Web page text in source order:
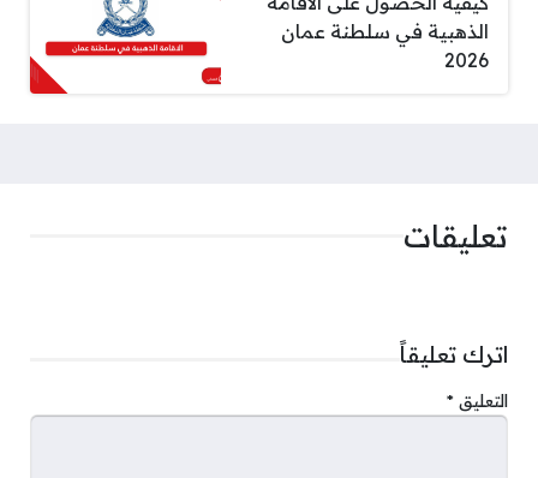
الذهبية في سلطنة عمان
2026
تعليقات
اترك تعليقاً
التعليق *